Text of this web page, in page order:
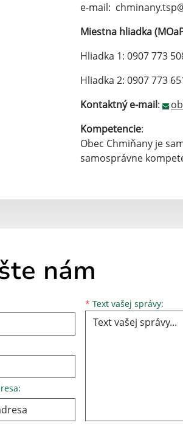
e-mail:
Miestna hliadka
Hliadka 1: 0907 773
Hliadka 2: 0907 773
Kontaktný e-mail:
Kompetencie:
Obec Chmiňany je
samosprávne
nám
* Text vašej správy: